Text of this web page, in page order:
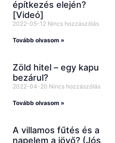
építkezés elején?
[Videó]
2022-05-12 Nincs hozzászólás
Tovább olvasom »
Zöld hitel – egy kapu
bezárul?
2022-04-20 Nincs hozzászólás
Tovább olvasom »
A villamos fűtés és a
napelem a jövő? (Jós